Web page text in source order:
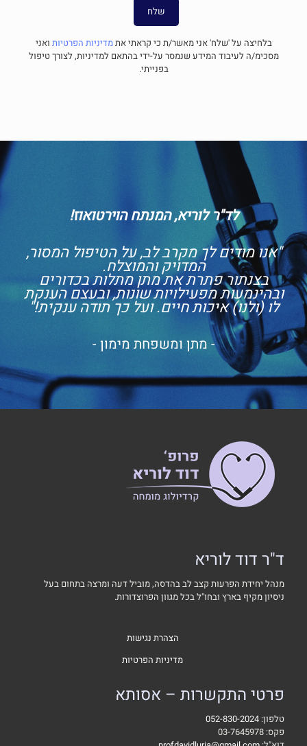
בלחיצה על 'שלח' אני מאשר/ת כי קראתי אתמדיניות הפרטיות ואני
מסכימ/ה לעיבוד המידע שנמסר על-ידי בהתאם למדיניות, לצורך טיפול
בפנייתי.
לד"ר לוריא, המנתח הוירטואוז!
"אנו מודים לך מקרב לב, על הטיפול המסור,
המדויק והמוצלח.
בצנתור פתרת את מתן מתלות בכדורים
ובהינמעות מפעילויות שונות, ובעצם הענקת
לו (ולנו) איכות חיים. ועל כך תודה ענקית!"
- מתן ומשפחת מימון -
ד"ר דוד לוריא
מנהל יחידת הפרעות קצב לב בהדסה, מוביל דעה ומרצה בתחום בעל
ניסיון מקיף בארץ ובחו"ל בכל מגוון הפרוצדורות.
הצהרת נגישות
מדיניות הפרטיות
פרטי התקשרות – אסותא
טלפון:052-830-2024
פקס: 03-7645978